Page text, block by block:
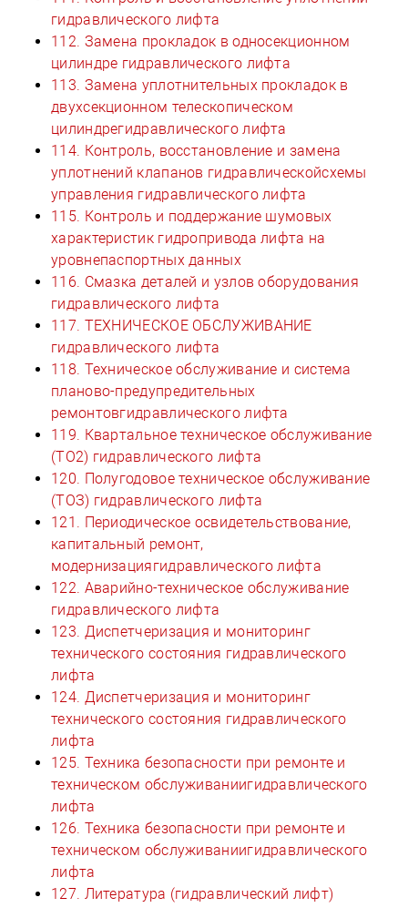
гидравлического лифта
112. Замена прокладок в односекционном
цилиндре гидравлического лифта
113. Замена уплотнительных прокладок в
двухсекционном телескопическом
цилиндрегидравлического лифта
114. Контроль, восстановление и замена
уплотнений клапанов гидравлическойсхемы
управления гидравлического лифта
115. Контроль и поддержание шумовых
характеристик гидропривода лифта на
уровнепаспортных данных
116. Смазка деталей и узлов оборудования
гидравлического лифта
117. ТЕХНИЧЕСКОЕ ОБСЛУЖИВАНИЕ
гидравлического лифта
118. Техническое обслуживание и система
планово-предупредительных
ремонтовгидравлического лифта
119. Квартальное техническое обслуживание
(ТО2) гидравлического лифта
120. Полугодовое техническое обслуживание
(ТОЗ) гидравлического лифта
121. Периодическое освидетельствование,
капитальный ремонт,
модернизациягидравлического лифта
122. Аварийно-техническое обслуживание
гидравлического лифта
123. Диспетчеризация и мониторинг
технического состояния гидравлического
лифта
124. Диспетчеризация и мониторинг
технического состояния гидравлического
лифта
125. Техника безопасности при ремонте и
техническом обслуживаниигидравлического
лифта
126. Техника безопасности при ремонте и
техническом обслуживаниигидравлического
лифта
127. Литература (гидравлический лифт)